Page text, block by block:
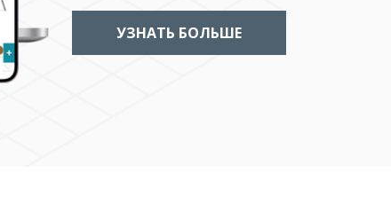
УЗНАТЬ БОЛЬШЕ